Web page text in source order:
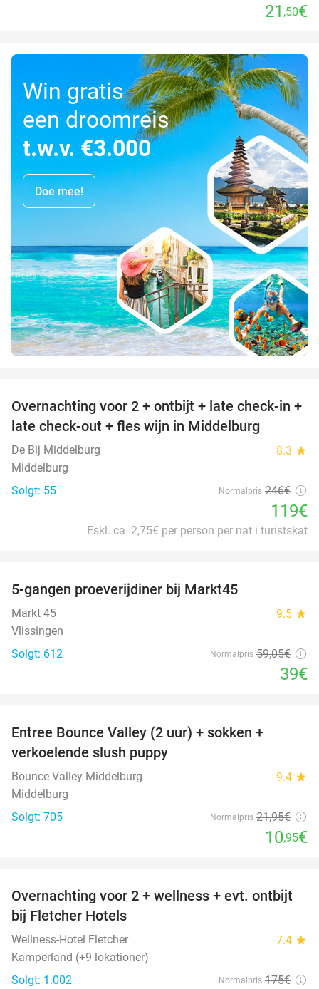
21 ,50€
Win gratis
een droomreis
t.w.v. €3.000
Doe mee!
52%
Overnachting voor 2 + ontbijt + late check-in +
late check-out + fles wijn in Middelburg
De Bij Middelburg 8.3 star
Middelburg
Solgt: 55
Normalpris 246€
119€
Eskl. ca. 2,75€ per person per nat i turistskat
5-gangen proeverijdiner bij Markt45
Markt 45 9.5 star
Vlissingen
Solgt: 612
Normalpris 59,05€
39€
Entree Bounce Valley (2 uur) + sokken +
verkoelende slush puppy
Bounce Valley Middelburg 9.4 star
Middelburg
Solgt: 705
Normalpris 21,95€
10,95€
55%
Overnachting voor 2 + wellness + evt. ontbijt
bij Fletcher Hotels
Wellness-Hotel Fletcher 7.4 star
Kamperland (+9 lokationer)
Solgt: 1.002
Normalpris 175€